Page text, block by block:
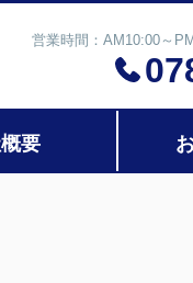
営業時間：AM10:00～
要